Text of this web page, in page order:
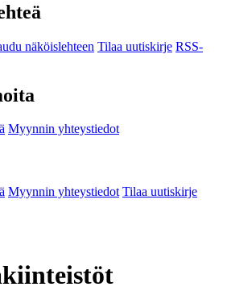
näköislehteen Tilaa uutiskirje RSS-
Myynnin yhteystiedot
Myynnin yhteystiedot Tilaa uutiskirje